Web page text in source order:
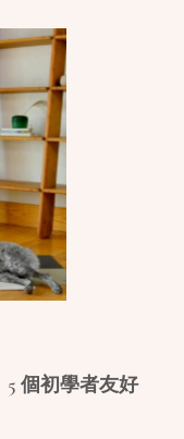
5 個初學者友好